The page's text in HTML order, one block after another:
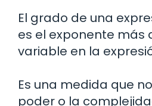
El grado de una
es el exponente más
variable en la
Es una medida que
poder o la